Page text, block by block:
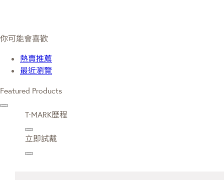
你可能會喜歡
熱賣推薦
最近瀏覽
Featured Products
T·MARK歷程
立即試戴